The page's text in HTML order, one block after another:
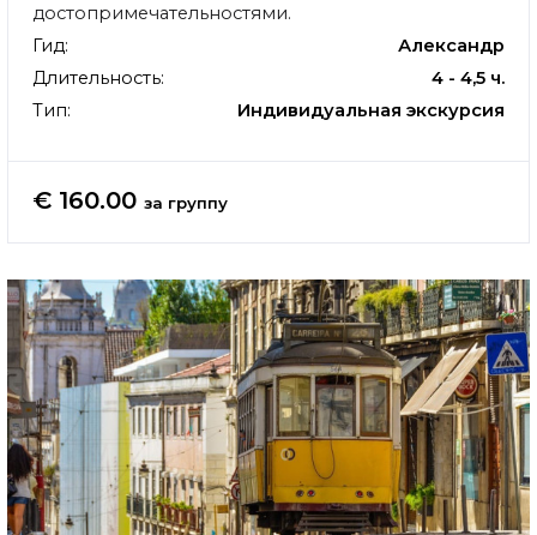
достопримечательностями.
Гид:
Александр
Длительность:
4 - 4,5 ч.
Тип:
Индивидуальная экскурсия
€ 160.00 за группу